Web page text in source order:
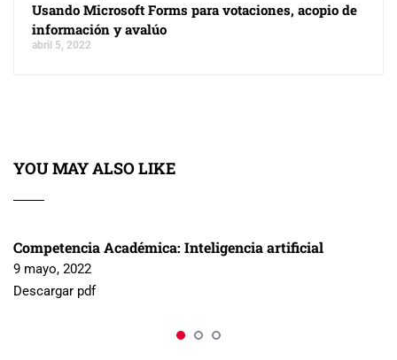
Usando Microsoft Forms para votaciones, acopio de
información y avalúo
abril 5, 2022
YOU MAY ALSO LIKE
Competencia Académica: Inteligencia artificial
9 mayo, 2022
Descargar pdf